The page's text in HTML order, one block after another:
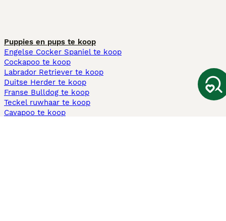
Puppies en pups te koop
Engelse Cocker Spaniel te koop
Cockapoo te koop
Labrador Retriever te koop
Duitse Herder te koop
Franse Bulldog te koop
Teckel ruwhaar te koop
Cavapoo te koop